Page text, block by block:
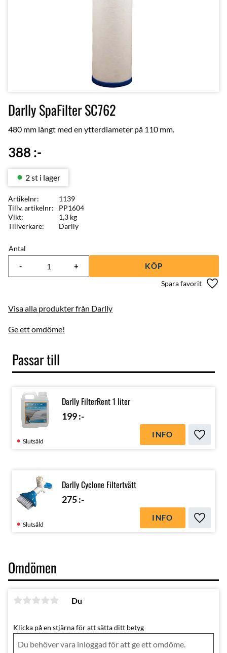
Darlly SpaFilter SC762
480 mm långt med en ytterdiameter på 110 mm.
388 :-
Antal
+
- KÖP
2 st i lager
Artikelnr
1139
Tillv. artikelnr
PP1604
Vikt
1,3 kg
Tillverkare
Darlly
Visa alla produkter från Darlly
Ge ett omdöme!
Passar till
Darlly FilterRent 1 liter
199:-
Lägg
Slutsåld
INFO
Darlly Cyclone Filtertvätt
275:-
Lägg
Slutsåld
INFO
Omdömen
Du
Klicka på en stjärna för att sätta ditt betyg